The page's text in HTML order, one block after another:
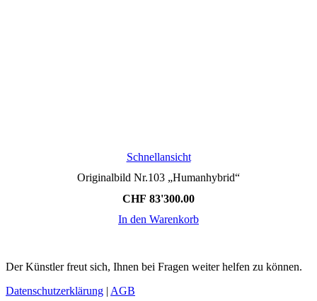
Schnellansicht
Originalbild Nr.103 „Humanhybrid“
CHF 83'300.00
In den Warenkorb
Der Künstler freut sich, Ihnen bei Fragen weiter helfen zu können.
Datenschutzerklärung | AGB